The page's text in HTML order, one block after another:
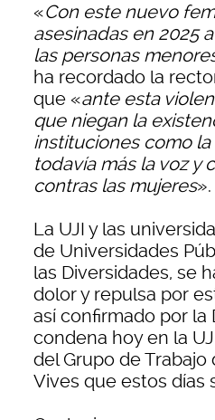
«Con este nuevo
asesinadas en 2025
las personas
ha recordado la
que «ante esta
que niegan la
instituciones como
todavía más la voz y
contras las mujeres».
La UJI y las
de Universidades
las Diversidades, se
dolor y repulsa por
así confirmado por la
condena hoy en la
del Grupo de
Vives que estos días